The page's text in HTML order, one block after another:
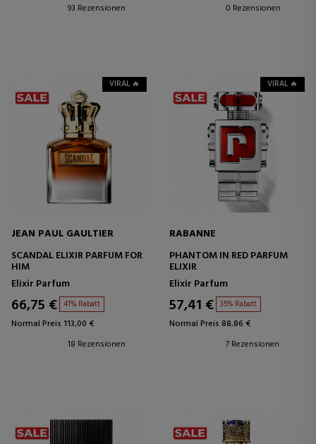
93 Rezensionen
0 Rezensionen
VIRAL 🔥
JEAN PAUL GAULTIER
SCANDAL ELIXIR PARFUM FOR
HIM
Elixir Parfum
66,75 € 41% Rabatt
Normal Preis 113,00 €
18 Rezensionen
VIRAL 🔥
RABANNE
PHANTOM IN RED PARFUM
ELIXIR
Elixir Parfum
57,41 € 35% Rabatt
Normal Preis 88,86 €
7 Rezensionen